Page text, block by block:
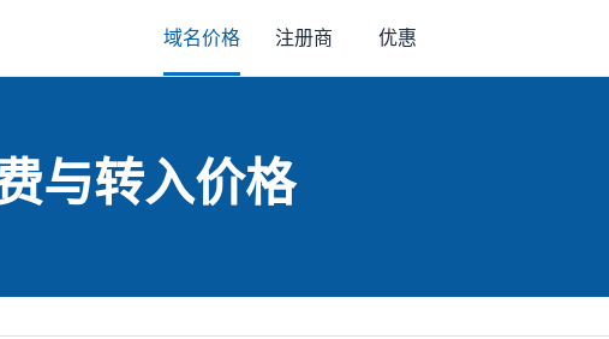
域名价格 注册商 优惠
与转入价格